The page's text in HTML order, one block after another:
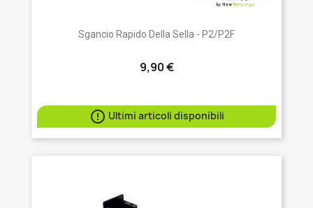
Sgancio Rapido Della Sella - P2/P2F
9,90 €
 Ultimi articoli disponibili